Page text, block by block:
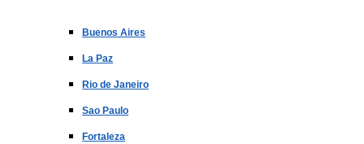
Buenos Aires
La Paz
Rio de Janeiro
Sao Paulo
Fortaleza